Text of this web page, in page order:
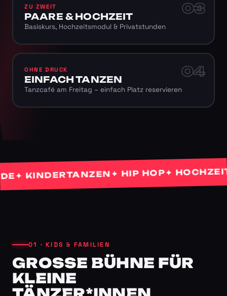
03
ZU ZWEIT
PAARE & HOCHZEIT
Basiskurs, Hochzeitsmodul & Privatstunden
04
OHNE DRUCK
EINFACH TANZEN
Tanzcafé am Freitag – einfach Platz reservieren
KINDERTANZEN✦ HIP HOP✦
01 · KIDS & FAMILIEN
GROSSE BÜHNE FÜR K
LEINE T